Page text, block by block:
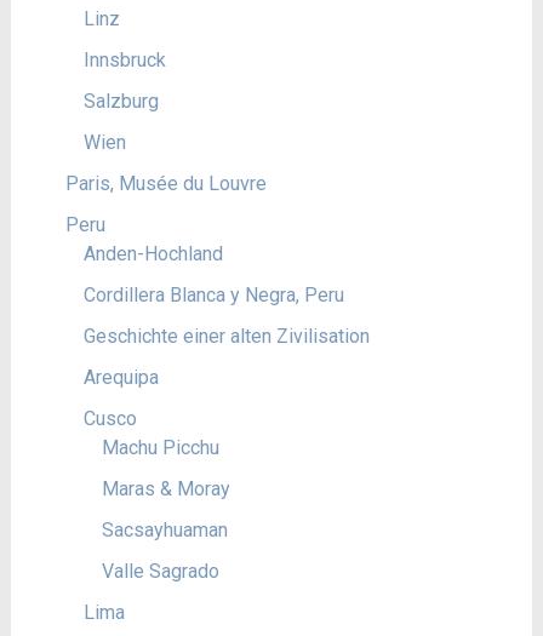
Linz
Innsbruck
Salzburg
Wien
Paris, Musée du Louvre
Peru
Anden-Hochland
Cordillera Blanca y Negra, Peru
Geschichte einer alten Zivilisation
Arequipa
Cusco
Machu Picchu
Maras & Moray
Sacsayhuaman
Valle Sagrado
Lima